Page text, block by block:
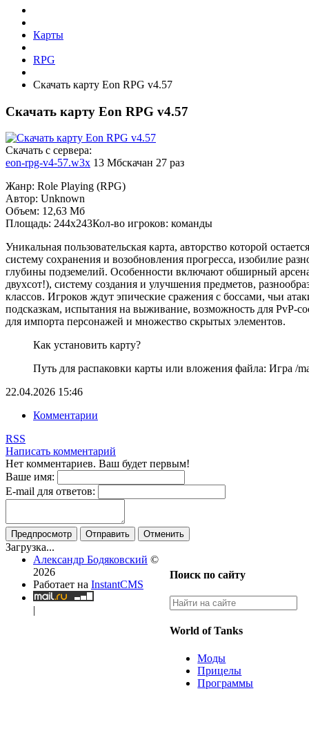
Карты
RPG
Скачать карту Eon RPG v4.57
Скачать карту Eon RPG v4.57
Cкачать с сервера:
eon-rpg-v4-57.w3x 13 Мбскачан 27 раз
Жанр: Role Playing (RPG)
Автор: Unknown
Объем: 12,63 Мб
Площадь: 244x243Кол-во игроков: команды
Уникальная пользовательская карта, авторство которой
систему сохранения и возобновления прогресса, изобилие
глубины подземелий. Особенности включают обширный
двухсот!), систему создания и улучшения предметов,
классов. Игроков ждут эпические сражения с боссами, чьи
подсказкам, испытания на выживание, возможность для PvP-
для импорта персонажей и множество скрытых элементов.
Как установить карту?
Путь для распаковки карты или вложения файла: Игра /
22.04.2026 15:46
Комментарии
RSS
Написать комментарий
Нет комментариев. Ваш будет первым!
Ваше имя:
E-mail для ответов:
Предпросмотр Отправить Отменить
Загрузка...
Поиск по сайту
World of Tanks
Моды
Прицелы
Программы
Александр Бодяковский ©
2026
Работает на InstantCMS
|